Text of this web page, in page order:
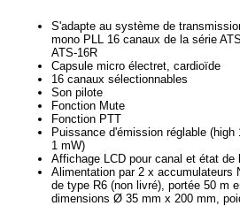
S'adapte au système de
mono PLL 16 canaux de la série
ATS-16R
Capsule micro électret, cardioïde
16 canaux sélectionnables
Son pilote
Fonction Mute
Fonction PTT
Puissance d'émission réglable (high
1 mW)
Affichage LCD pour canal et état de
Alimentation par 2 x accumulateurs
de type R6 (non livré), portée 50 m
dimensions Ø 35 mm x 200 mm,